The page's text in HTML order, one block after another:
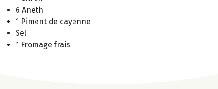
6 Aneth
1 Piment de cayenne
Sel
1 Fromage frais